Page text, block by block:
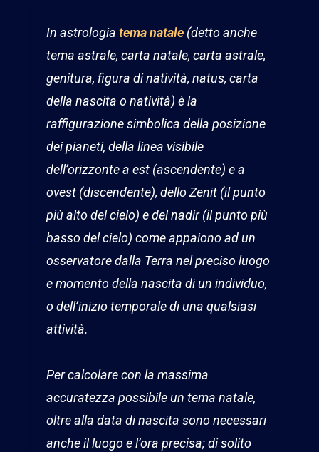
In astrologia tema natale (detto anche
tema astrale, carta natale, carta astrale,
genitura, figura di natività, natus, carta
della nascita o natività) è la
raffigurazione simbolica della posizione
dei pianeti, della linea visibile
dell’orizzonte a est (ascendente) e a
ovest (discendente), dello Zenit (il punto
più alto del cielo) e del nadir (il punto più
basso del cielo) come appaiono ad un
osservatore dalla Terra nel preciso luogo
e momento della nascita di un individuo,
o dell’inizio temporale di una qualsiasi
attività.
Per calcolare con la massima
accuratezza possibile un tema natale,
oltre alla data di nascita sono necessari
anche il luogo e l’ora precisa; di solito